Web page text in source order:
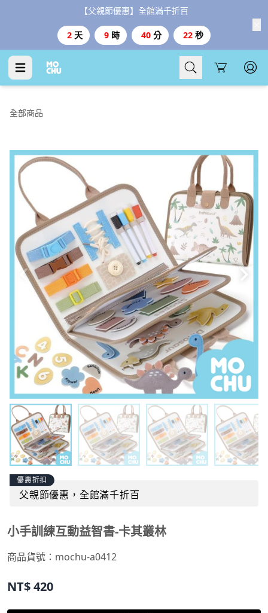
【父親節優惠】全館滿千折百
2 天 9 時 40 分 21 秒
Cart
全部商品
優惠折扣
父親節優惠，全館滿千折百
小手訓練互動益智書-卡其叢林
商品貨號： mochu-a0412
NT$420